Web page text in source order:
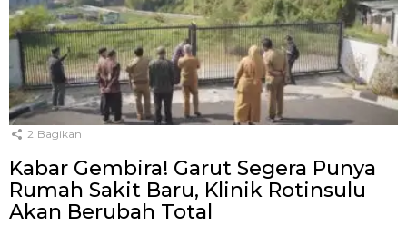
2 Bagikan
Kabar Gembira! Garut Segera Punya
Rumah Sakit Baru, Klinik Rotinsulu
Akan Berubah Total